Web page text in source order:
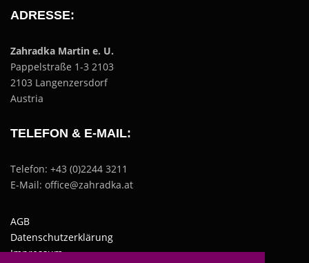
ADRESSE:
Zahradka Martin e. U.
Pappelstraße 1-3 2103
2103 Langenzersdorf
Austria
TELEFON & E-MAIL:
Telefon: +43 (0)2244 3211
E-Mail: office@zahradka.at
AGB
Datenschutzerklärung
Impressum